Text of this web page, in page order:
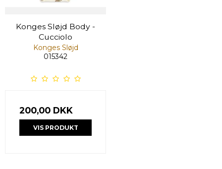
Konges Sløjd Body -
Cucciolo
Konges Sløjd
015342
200,00 DKK
VIS PRODUKT